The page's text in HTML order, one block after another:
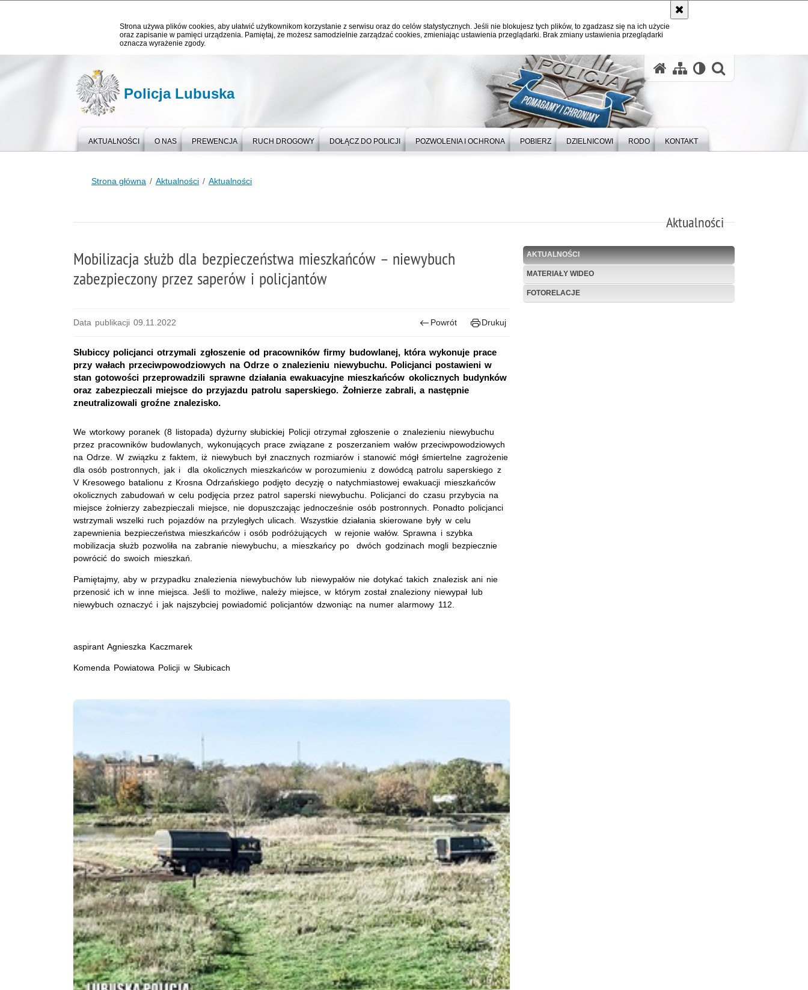
Strona używa plików cookies, aby ułatwić użytkownikom korzystanie z serwisu oraz do celów statystycznych. Jeśli nie blokujesz tych plików, to zgadzasz się na ich użycie
oraz zapisanie w pamięci urządzenia. Pamiętaj, że możesz samodzielnie zarządzać cookies, zmieniając ustawienia przeglądarki. Brak zmiany ustawienia przeglądarki
oznacza wyrażenie zgody.
Policja Lubuska
AKTUALNOŚCI O NAS PREWENCJA RUCH DROGOWY DOŁĄCZ DO POLICJI POZWOLENIA I OCHRONA POBIERZ DZIELNICOWI RODO KONTAKT
Strona główna Aktualności Aktualności
Aktualności
Mobilizacja służb dla bezpieczeństwa mieszkańców – niewybuch
zabezpieczony przez saperów i policjantów
Data publikacji 09.11.2022 Powrót Drukuj
Słubiccy policjanci otrzymali zgłoszenie od pracowników firmy budowlanej, która wykonuje prace
przy wałach przeciwpowodziowych na Odrze o znalezieniu niewybuchu. Policjanci postawieni w
stan gotowości przeprowadzili sprawne działania ewakuacyjne mieszkańców okolicznych budynków
oraz zabezpieczali miejsce do przyjazdu patrolu saperskiego. Żołnierze zabrali, a następnie
zneutralizowali groźne znalezisko.
We wtorkowy poranek (8 listopada) dyżurny słubickiej Policji otrzymał zgłoszenie o znalezieniu niewybuchu
przez pracowników budowlanych, wykonujących prace związane z poszerzaniem wałów przeciwpowodziowych
na Odrze. W związku z faktem, iż niewybuch był znacznych rozmiarów i stanowić mógł śmiertelne zagrożenie
dla osób postronnych, jak i dla okolicznych mieszkańców w porozumieniu z dowódcą patrolu saperskiego z
V Kresowego batalionu z Krosna Odrzańskiego podjęto decyzję o natychmiastowej ewakuacji mieszkańców
okolicznych zabudowań w celu podjęcia przez patrol saperski niewybuchu. Policjanci do czasu przybycia na
miejsce żołnierzy zabezpieczali miejsce, nie dopuszczając jednocześnie osób postronnych. Ponadto policjanci
wstrzymali wszelki ruch pojazdów na przyległych ulicach. Wszystkie działania skierowane były w celu
zapewnienia bezpieczeństwa mieszkańców i osób podróżujących w rejonie wałów. Sprawna i szybka
mobilizacja służb pozwoliła na zabranie niewybuchu, a mieszkańcy po dwóch godzinach mogli bezpiecznie
powrócić do swoich mieszkań.
Pamiętajmy, aby w przypadku znalezienia niewybuchów lub niewypałów nie dotykać takich znalezisk ani nie
przenosić ich w inne miejsca. Jeśli to możliwe, należy miejsce, w którym został znaleziony niewypał lub
niewybuch oznaczyć i jak najszybciej powiadomić policjantów dzwoniąc na numer alarmowy 112.
aspirant Agnieszka Kaczmarek
Komenda Powiatowa Policji w Słubicach
AKTUALNOŚCI
MATERIAŁY WIDEO
FOTORELACJE